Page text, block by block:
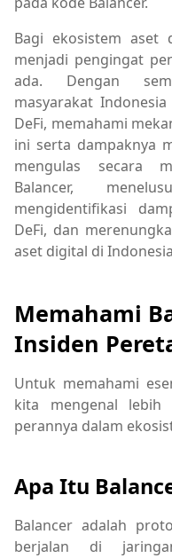
Bagi ekosistem
menjadi pengingat
ada. Dengan
masyarakat
DeFi, memahami
ini serta dampaknya
mengulas secara
Balancer,
mengidentifikasi
DeFi, dan
aset digital di
Memahami
Insiden
Untuk memahami
kita mengenal
perannya dalam
Apa Itu
Balancer adalah
berjalan di